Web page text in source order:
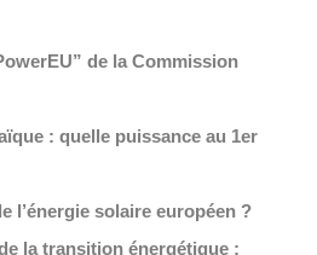
de la Commission
: quelle puissance au 1er
l’énergie solaire européen ?
la transition énergétique :